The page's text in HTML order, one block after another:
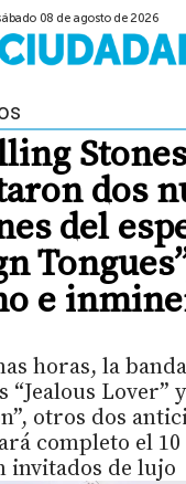
08 de agosto de 2026
Stones
dos
del
e
horas, la
Lover”
otros dos
completo el
invitados de lujo